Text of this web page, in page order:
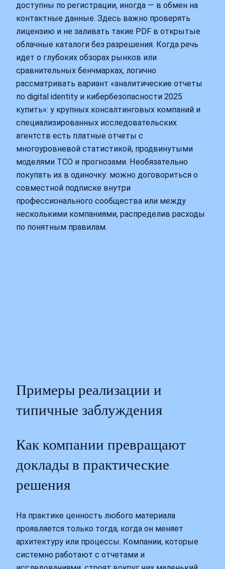
доступны по регистрации, иногда — в обмен на
контактные данные. Здесь важно проверять
лицензию и не заливать такие PDF в открытые
облачные каталоги без разрешения. Когда речь
идет о глубоких обзорах рынков или
сравнительных бенчмарках, логично
рассматривать вариант «аналитические отчеты
по digital identity и кибербезопасности 2025
купить»: у крупных консалтинговых компаний и
специализированных исследовательских
агентств есть платные отчеты с
многоуровневой статистикой, продвинутыми
моделями TCO и прогнозами. Необязательно
покупать их в одиночку: можно договориться о
совместной подписке внутри
профессионального сообщества или между
несколькими компаниями, распределив расходы
по понятным правилам.
Примеры реализации и
типичные заблуждения
Как компании превращают
доклады в практические
решения
На практике ценность любого материала
проявляется только тогда, когда он меняет
архитектуру или процессы. Компании, которые
системно работают с отчетами и